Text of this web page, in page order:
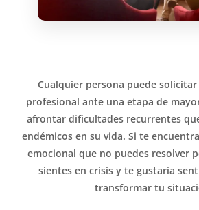
Cualquier persona puede
profesional ante una etapa de
afrontar dificultades recurrentes
endémicos en su vida. Si te
emocional que no puedes resolver
sientes en crisis y te gustaría
transformar tu